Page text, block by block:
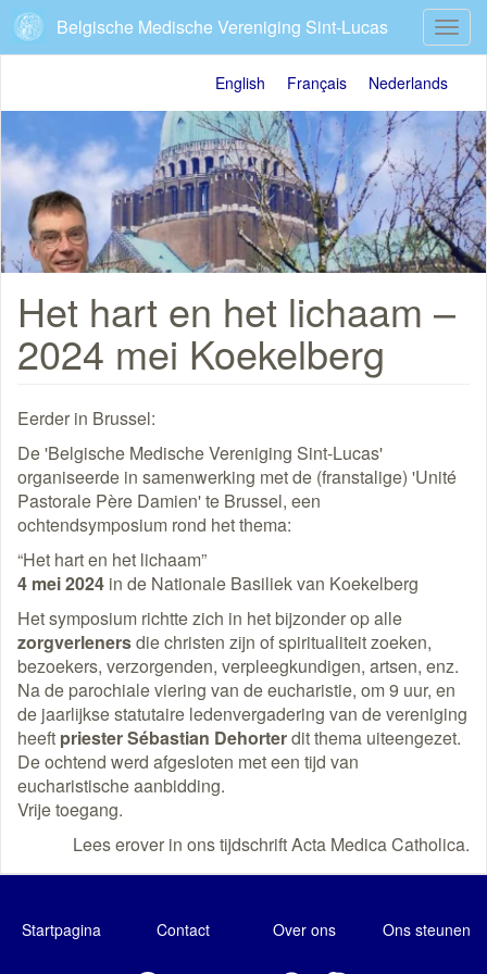
Overslaan
en
naar
Belgische Medische Vereniging Sint-Lucas
Nederlands
Français
English
Het hart en het lichaam –
2024 mei Koekelberg
Eerder in Brussel:
De 'Belgische Medische Vereniging Sint-Lucas'
organiseerde in samenwerking met de (franstalige) 'Unité
Pastorale Père Damien' te Brussel, een
ochtendsymposium rond het thema:
“Het hart en het lichaam”
4 mei 2024 in de Nationale Basiliek van Koekelberg
Het symposium richtte zich in het bijzonder op alle
zorgverlenersdie christen zijn of spiritualiteit zoeken,
bezoekers, verzorgenden, verpleegkundigen, artsen, enz.
Na de parochiale viering van de eucharistie, om 9 uur, en
de jaarlijkse statutaire ledenvergadering van de vereniging
heeft priester Sébastian Dehorterdit thema uiteengezet.
De ochtend werd afgesloten met een tijd van
eucharistische aanbidding.
Vrije toegang.
Lees erover in ons tijdschrift Acta Medica Catholica.
Startpagina Contact Over ons Ons steunen